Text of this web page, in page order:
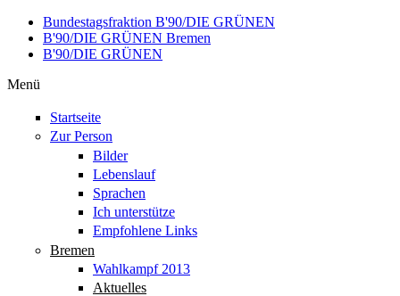
Direkt zum Inhalt
Bundestagsfraktion B'90/DIE GRÜNEN
B'90/DIE GRÜNEN Bremen
B'90/DIE GRÜNEN
Menü
Startseite
Zur Person
Bilder
Lebenslauf
Sprachen
Ich unterstütze
Empfohlene Links
Bremen
Wahlkampf 2013
Aktuelles